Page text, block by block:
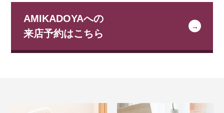
AMIKADOYAへの
来店予約はこちら